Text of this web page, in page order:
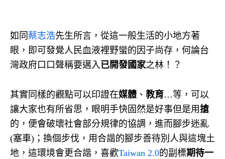
如同 蔡志浩先生所言，從這一般生活的小地方著
眼，即可發覺人民血液裡野蠻的因子尚存，何論台
灣政府口口聲稱要邁入已開發國家之林！？
其實同樣的觀點可以印證在媒體 、 教育…等，可以
讓大家也有所省思，眼明手快固然是好事但是用搶
的，便會破壞社會部分規律的協調，進而腳步迷亂
(塞車)；換個步伐，用合諧的腳步善待別人與這塊土
地，這環境會更合諧，喜歡Taiwan 2.0的副標期待一